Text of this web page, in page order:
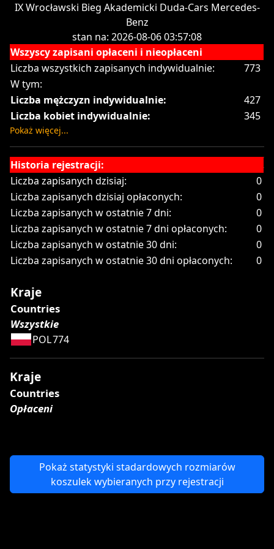
IX Wrocławski Bieg Akademicki Duda-Cars Mercedes-
Benz
stan na: 2026-08-06 03:57:08
Wszyscy zapisani opłaceni i nieopłaceni
Liczba wszystkich zapisanych indywidualnie:
773
W tym:
Liczba mężczyzn indywidualnie:
427
Liczba kobiet indywidualnie:
345
Pokaż więcej...
Historia rejestracji:
Liczba zapisanych dzisiaj:
0
Liczba zapisanych dzisiaj opłaconych:
0
Liczba zapisanych w ostatnie 7 dni:
0
Liczba zapisanych w ostatnie 7 dni opłaconych:
0
Liczba zapisanych w ostatnie 30 dni:
0
Liczba zapisanych w ostatnie 30 dni opłaconych:
0
Kraje
Countries
Wszystkie
POL774
Kraje
Countries
Opłaceni